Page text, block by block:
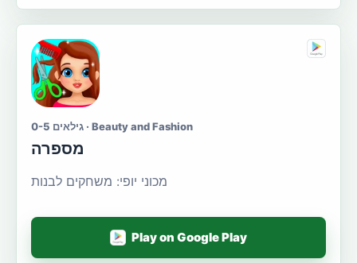
גילאים 0-5 · Beauty and Fashion
מספרה
מכוני יופי: משחקים לבנות
Play on Google Play